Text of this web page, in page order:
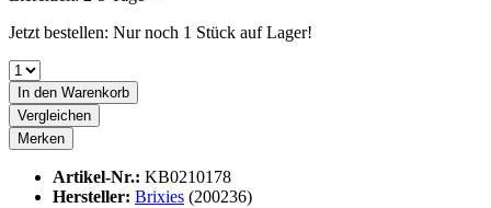
Jetzt bestellen: Nur noch 1 Stück auf Lager!
In den Warenkorb
Vergleichen
Merken
Artikel-Nr.: KB0210178
Hersteller: Brixies (200236)